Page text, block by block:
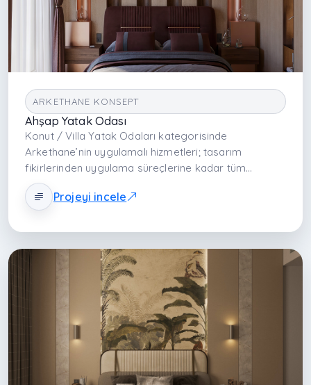
ARKETHANE KONSEPT
Ahşap Yatak Odası
Konut / Villa Yatak Odaları kategorisinde
Arkethane’nin uygulamalı hizmetleri; tasarım
fikirlerinden uygulama süreçlerine kadar tüm
aşamaları kapsayan bir yaklaşımdır. Fonksiyonel
yerleşim, ergonomi, malzeme seçimi ve detaylı
estetik ve yaşam kalitesiyle donatılır.
Projeyi incele